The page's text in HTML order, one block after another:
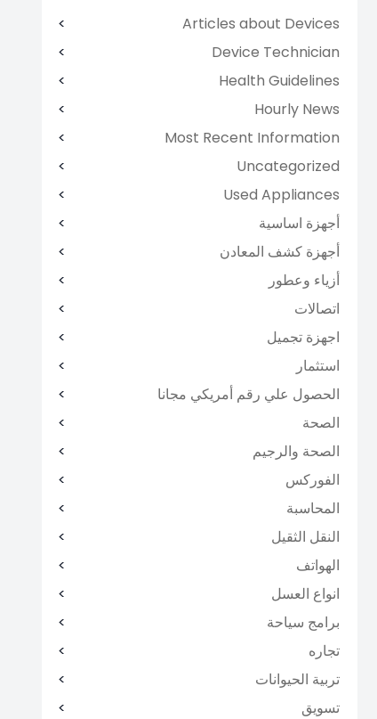
Articles about Devices
Device Technician
Health Guidelines
Hourly News
Most Recent Information
Uncategorized
Used Appliances
أجهزة اساسية
أجهزة كشف المعادن
أزياء وعطور
اتصالات
اجهزة تجميل
استثمار
الحصول علي رقم أمريكي مجانا
الصحة
الصحة والرجيم
الفوركس
المحاسبة
النقل الثقيل
الهواتف
انواع العسل
برامج سياحة
تجاره
تربية الحيوانات
تسويق